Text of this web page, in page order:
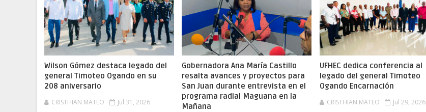
Wilson Gómez destaca legado del
general Timoteo Ogando en su
208 aniversario
CRISTHIAN MATEO Jul 31, 2026
Gobernadora Ana María Castillo
resalta avances y proyectos para
San Juan durante entrevista en el
programa radial Maguana en la
Mañana
UFHEC dedica conferencia al
legado del general Timoteo
Ogando Encarnación
CRISTHIAN MATEO Jul 29, 2026